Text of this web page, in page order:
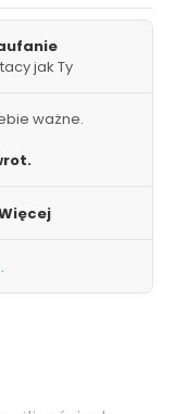
jak Ty
ważne.
.